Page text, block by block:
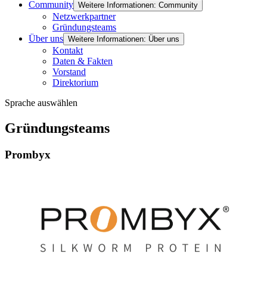
Community Weitere Informationen: Community
Netzwerkpartner
Gründungsteams
Über uns Weitere Informationen: Über uns
Kontakt
Daten & Fakten
Vorstand
Direktorium
Sprache auswählen
Gründungsteams
Prombyx